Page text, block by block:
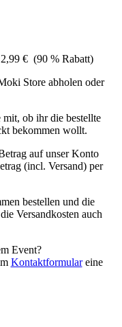
€ (90 % Rabatt)
Store abholen oder
ob ihr die bestellte
bekommen wollt.
auf unser Konto
(incl. Versand) per
bestellen und die
Versandkosten auch
Event?
Kontaktformulareine